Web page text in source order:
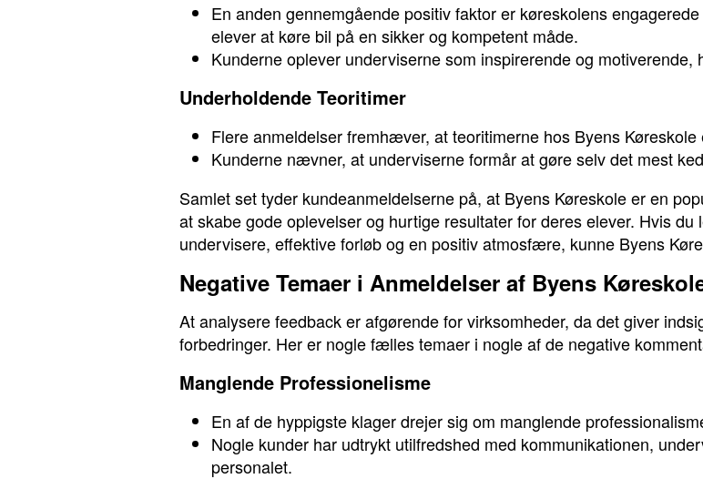
En anden gennemgående positiv faktor er køreskolens
elever at køre bil på en sikker og kompetent måde.
Kunderne oplever underviserne som inspirerende og
Underholdende Teoritimer
Flere anmeldelser fremhæver, at teoritimerne hos Byens
Kunderne nævner, at underviserne formår at gøre selv det mest
Samlet set tyder kundeanmeldelserne på, at Byens Køreskole er en
at skabe gode oplevelser og hurtige resultater for deres elever. Hvis
undervisere, effektive forløb og en positiv atmosfære, kunne Byens
Negative Temaer i Anmeldelser af Byens
At analysere feedback er afgørende for virksomheder, da det giver
forbedringer. Her er nogle fælles temaer i nogle af de negative
Manglende Professionelisme
En af de hyppigste klager drejer sig om manglende
Nogle kunder har udtrykt utilfredshed med kommunikationen,
personalet.